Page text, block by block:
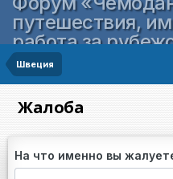
путешествия,
работа за
Швеция
Жалоба
На что именно вы